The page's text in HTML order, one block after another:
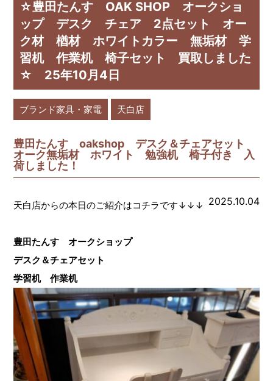
☆豊田たんす OAK SHOP オークショ
ップ デスク チェア 2点セット オー
ク材 楢材 ホワイトカラー 無垢材 学
習机 作業机 椅子セット 買取しました
☆ 25年10月4日
ブランド家具・家電 天白店
豊田たんす oakshop デスク＆チェアセット
オーク無垢材 ホワイト 勉強机 椅子付き 入
荷しました！
2025.10.04
天白店からの本日のご紹介はコチラです↓↓↓
豊田たんす オークショップ
デスク＆チェアセット
学習机 作業机